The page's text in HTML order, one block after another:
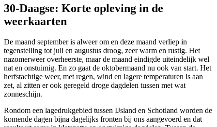
30-Daagse: Korte opleving in de
weerkaarten
De maand september is alweer om en deze maand verliep in
tegenstelling tot juli en augustus droog, zeer warm en rustig. Het
nazomerweer overheerste, maar de maand eindigde uiteindelijk wel
nat en onstuimig. En zo gaat de oktobermaand nu ook van start. Het
herfstachtige weer, met regen, wind en lagere temperaturen is aan
zet, al zitten er ook geregeld droge dagdelen tussen met wat
zonneschijn.
Rondom een lagedrukgebied tussen IJsland en Schotland worden de
komende dagen bijna dagelijks fronten bij ons aangevoerd en dat